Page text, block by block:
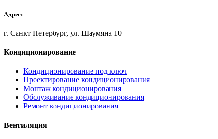
Адрес:
г. Санкт Петербург, ул. Шаумяна 10
Кондиционирование
Кондиционирование под ключ
Проектирование кондиционирования
Монтаж кондиционирования
Обслуживание кондиционирования
Ремонт кондиционирования
Вентиляция